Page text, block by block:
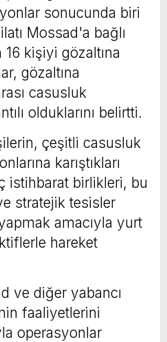
sonucunda biri
Mossad'a bağlı
kişiyi gözaltına
gözaltına
casusluk
olduklarını belirtti.
çeşitli casusluk
karıştıkları
istihbarat birlikleri, bu
stratejik tesisler
amacıyla yurt
hareket
ve diğer yabancı
faaliyetlerini
operasyonlar